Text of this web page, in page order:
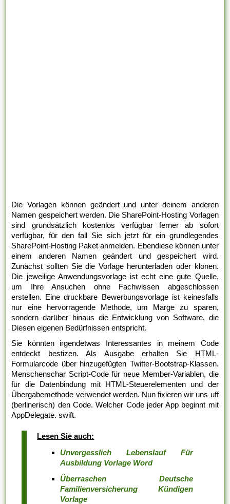
Die Vorlagen können geändert und unter deinem anderen
Namen gespeichert werden. Die SharePoint-Hosting Vorlagen
sind grundsätzlich kostenlos verfügbar ferner ab sofort
verfügbar, für den fall Sie sich jetzt für ein grundlegendes
SharePoint-Hosting Paket anmelden. Ebendiese können unter
einem anderen Namen geändert und gespeichert wird.
Zunächst sollten Sie die Vorlage herunterladen oder klonen.
Die jeweilige Anwendungsvorlage ist echt eine gute Quelle,
um Ihre Ansuchen ohne Fachwissen abgeschlossen
erstellen. Eine druckbare Bewerbungsvorlage ist keinesfalls
nur eine hervorragende Methode, um Marge zu sparen,
sondern darüber hinaus die Entwicklung von Software, die
Diesen eigenen Bedürfnissen entspricht.
Sie könnten irgendetwas Interessantes in meinem Code
entdeckt bestizen. Als Ausgabe erhalten Sie HTML-
Formularcode über hinzugefügten Twitter-Bootstrap-Klassen.
Menschenschar Script-Code für neue Member-Variablen, die
für die Datenbindung mit HTML-Steuerelementen und der
Übergabemethode verwendet werden. Nun fixieren wir uns uff
(berlinerisch) den Code. Welcher Code jeder App beginnt mit
AppDelegate. swift.
Lesen Sie auch:
Unvergesslich Lebenslauf Für
Ausbildung Vorlage Word
Überraschen Deutsche
Familienversicherung Kündigen
Vorlage